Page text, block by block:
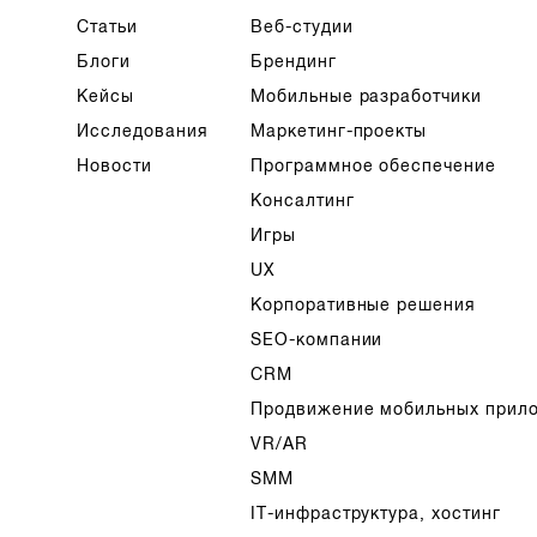
Статьи
Блоги
Кейсы
Исследования
Новости
Веб-студии
Брендинг
Мобильные разработчики
Маркетинг-проекты
Программное обеспечение
Консалтинг
Игры
UX
Корпоративные решения
SEO-компании
CRM
Продвижение мобильных
VR/AR
SMM
IT-инфраструктура, хостинг